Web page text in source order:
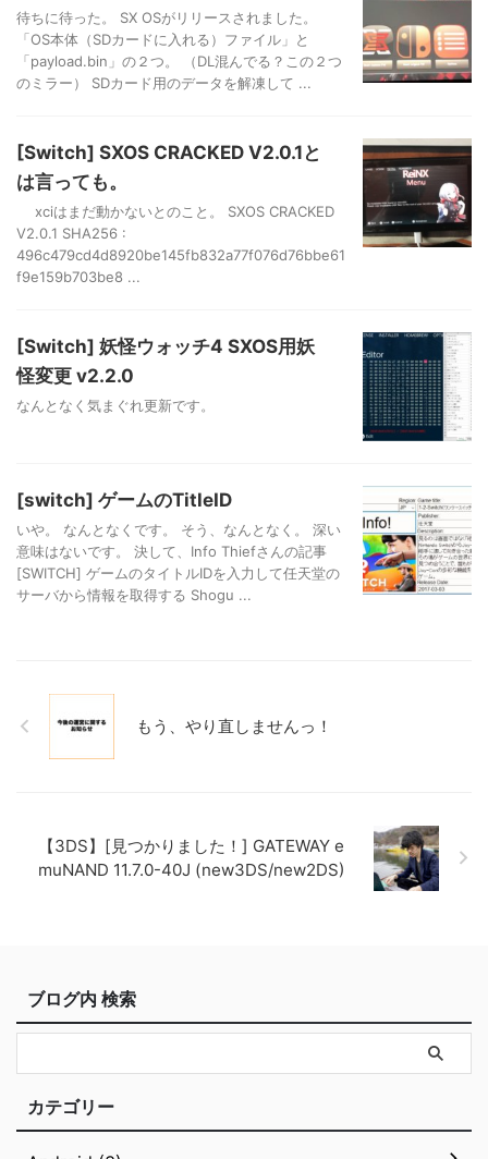
待ちに待った。 SX OSがリリースされました。
「OS本体（SDカードに入れる）ファイル」と
「payload.bin」の２つ。 （DL混んでる？この２つ
のミラー） SDカード用のデータを解凍して ...
[Switch] SXOS CRACKED V2.0.1と
は言っても。
xciはまだ動かないとのこと。 SXOS CRACKED
V2.0.1 SHA256 :
496c479cd4d8920be145fb832a77f076d76bbe61
f9e159b703be8 ...
[Switch] 妖怪ウォッチ4 SXOS用妖
怪変更 v2.2.0
なんとなく気まぐれ更新です。
[switch] ゲームのTitleID
いや。 なんとなくです。 そう、なんとなく。 深い
意味はないです。 決して、Info Thiefさんの記事
[SWITCH] ゲームのタイトルIDを入力して任天堂の
サーバから情報を取得する Shogu ...
もう、やり直しませんっ！
【3DS】[見つかりました！] GATEWAY e
muNAND 11.7.0-40J (new3DS/new2DS)
ブログ内 検索
カテゴリー